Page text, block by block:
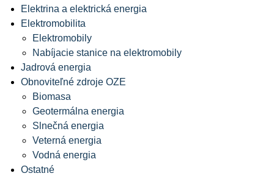
Elektrina a elektrická energia
Elektromobilita
Elektromobily
Nabíjacie stanice na elektromobily
Jadrová energia
Obnoviteľné zdroje OZE
Biomasa
Geotermálna energia
Slnečná energia
Veterná energia
Vodná energia
Ostatné